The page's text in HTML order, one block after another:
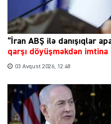
“İran ABŞ ilə danışıqlar
qarşı döyüşməkdən imtina
03 Avqust 2026, 12:48